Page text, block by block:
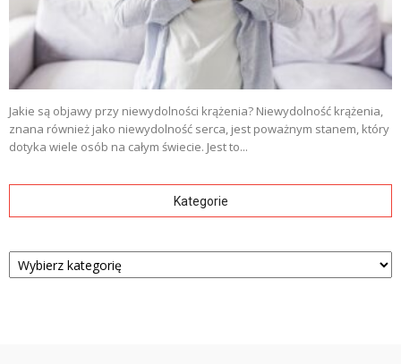
Jakie są objawy przy niewydolności krążenia? Niewydolność krążenia,
znana również jako niewydolność serca, jest poważnym stanem, który
dotyka wiele osób na całym świecie. Jest to...
Kategorie
Kategorie